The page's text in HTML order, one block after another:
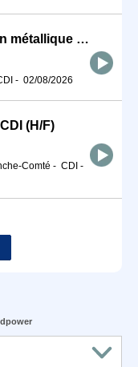
Chargé d'études en construction métallique (H/F)
- 02/08/2026
(H/F)
Comté - CDI -